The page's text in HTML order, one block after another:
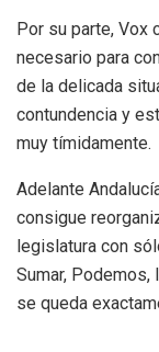
Por su parte, Vox
necesario para
de la delicada
contundencia y
muy tímidamente.
Adelante
consigue
legislatura con
Sumar,
se queda